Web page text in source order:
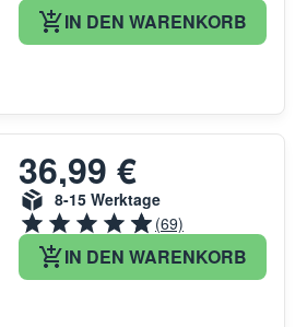
IN DEN WARENKORB
36,99 €
8-15 Werktage
(69)
IN DEN WARENKORB